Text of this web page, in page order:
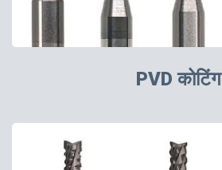
PVD कोटिंग